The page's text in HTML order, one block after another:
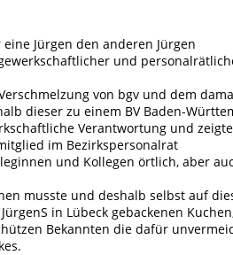
Jürgen den anderen Jürgen
und
von bgv und dem
dieser zu einem BV Baden-
Verantwortung und
im Bezirkspersonalrat
und Kollegen örtlich, aber
musste und deshalb selbst auf
in Lübeck gebackenen
Bekannten die dafür